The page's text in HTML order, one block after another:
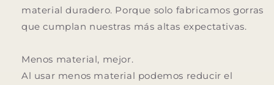
material duradero. Porque solo fabricamos gorras
que cumplan nuestras más altas expectativas.
Menos material, mejor.
Al usar menos material podemos reducir el